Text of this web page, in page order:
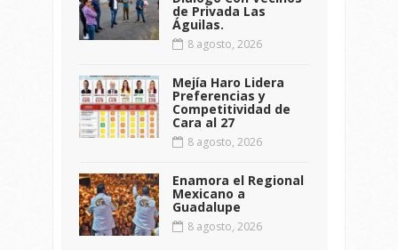
de Privada Las
Águilas.
8 agosto, 2026
Mejía Haro Lidera
Preferencias y
Competitividad de
Cara al 27
8 agosto, 2026
Enamora el Regional
Mexicano a
Guadalupe
8 agosto, 2026